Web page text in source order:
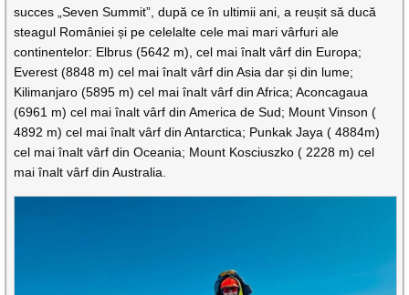
succes „Seven Summit”, după ce în ultimii ani, a reușit să ducă
steagul României și pe celelalte cele mai mari vârfuri ale
continentelor: Elbrus (5642 m), cel mai înalt vârf din Europa;
Everest (8848 m) cel mai înalt vârf din Asia dar și din lume;
Kilimanjaro (5895 m) cel mai înalt vârf din Africa; Aconcagaua
(6961 m) cel mai înalt vârf din America de Sud; Mount Vinson (
4892 m) cel mai înalt vârf din Antarctica; Punkak Jaya ( 4884m)
cel mai înalt vârf din Oceania; Mount Kosciuszko ( 2228 m) cel
mai înalt vârf din Australia.